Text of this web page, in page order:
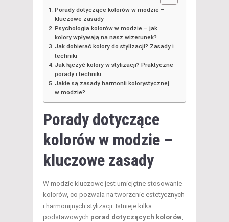
Porady dotyczące kolorów w modzie –
kluczowe zasady
Psychologia kolorów w modzie – jak
kolory wpływają na nasz wizerunek?
Jak dobierać kolory do stylizacji? Zasady i
techniki
Jak łączyć kolory w stylizacji? Praktyczne
porady i techniki
Jakie są zasady harmonii kolorystycznej
w modzie?
Porady dotyczące
kolorów w modzie –
kluczowe zasady
W modzie kluczowe jest umiejętne stosowanie
kolorów, co pozwala na tworzenie estetycznych
i harmonijnych stylizacji. Istnieje kilka
podstawowych porad dotyczących kolorów,